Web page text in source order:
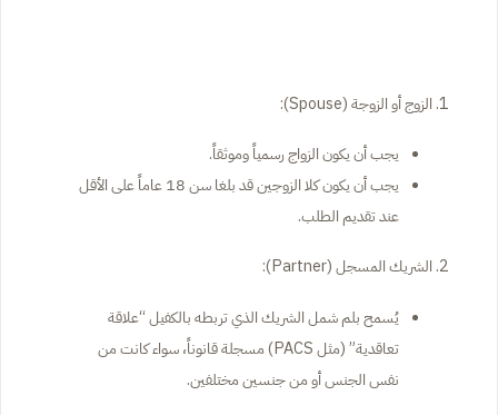
الزوج أو الزوجة (Spouse):
يجب أن يكون الزواج رسمياً وموثقاً.
يجب أن يكون كلا الزوجين قد بلغا سن 18 عاماً على الأقل
عند تقديم الطلب.
الشريك المسجل (Partner):
يُسمح بلم شمل الشريك الذي تربطه بالكفيل “علاقة
تعاقدية” (مثل PACS) مسجلة قانوناً، سواء كانت من
نفس الجنس أو من جنسين مختلفين.